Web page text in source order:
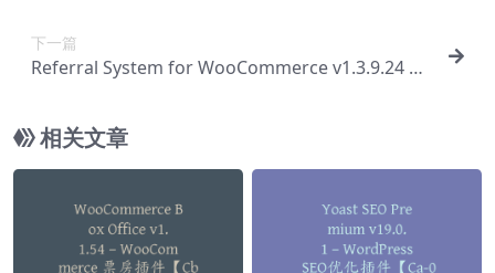
下一篇
Referral System for WooCommerce v1.3.9.24 –
相关文章